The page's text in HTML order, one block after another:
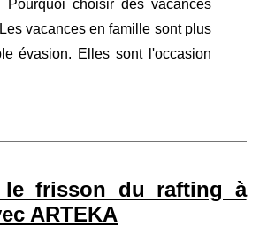
Pourquoi choisir des vacances
vacances en famille sont plus
évasion. Elles sont l'occasion
le frisson du rafting à
ARTEKA